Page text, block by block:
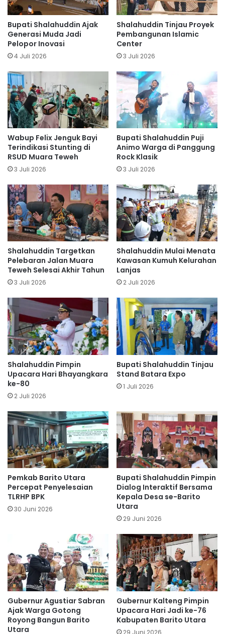
Bupati Shalahuddin Ajak
Generasi Muda Jadi
Pelopor Inovasi
4 Juli 2026
Shalahuddin Tinjau Proyek
Pembangunan Islamic
Center
3 Juli 2026
Wabup Felix Jenguk Bayi
Terindikasi Stunting di
RSUD Muara Teweh
3 Juli 2026
Bupati Shalahuddin Puji
Animo Warga di Panggung
Rock Klasik
3 Juli 2026
Shalahuddin Targetkan
Pelebaran Jalan Muara
Teweh Selesai Akhir Tahun
3 Juli 2026
Shalahuddin Mulai Menata
Kawasan Kumuh Kelurahan
Lanjas
2 Juli 2026
Shalahuddin Pimpin
Upacara Hari Bhayangkara
ke-80
2 Juli 2026
Bupati Shalahuddin Tinjau
Stand Batara Expo
1 Juli 2026
Pemkab Barito Utara
Percepat Penyelesaian
TLRHP BPK
30 Juni 2026
Bupati Shalahuddin Pimpin
Dialog Interaktif Bersama
Kepala Desa se-Barito
Utara
29 Juni 2026
Gubernur Agustiar Sabran
Ajak Warga Gotong
Royong Bangun Barito
Utara
Gubernur Kalteng Pimpin
Upacara Hari Jadi ke-76
Kabupaten Barito Utara
29 Juni 2026